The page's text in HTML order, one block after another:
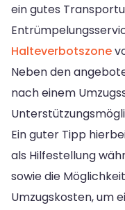
ein gutes
Halteverbotszone
Neben den
nach einem
Ein guter Tipp
als Hilfestellung
sowie die
Umzugskosten, um